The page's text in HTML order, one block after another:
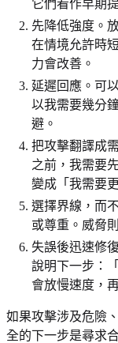
它們看作早期
先降低強度。
在情境允許時
力會改善。
延遲回應。可
以我需要幾分
避。
把攻擊翻譯成
之前，我需要
變成「我需要
選擇界線，而
或尊重。威脅
失誤後迅速修
說明下一步：
會放慢速度，
如果攻擊涉及危險
全的下一步是尋求